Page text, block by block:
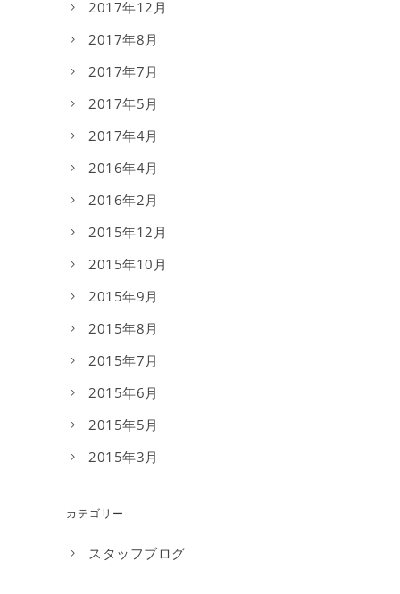
2017年12月
2017年8月
2017年7月
2017年5月
2017年4月
2016年4月
2016年2月
2015年12月
2015年10月
2015年9月
2015年8月
2015年7月
2015年6月
2015年5月
2015年3月
カテゴリー
スタッフブログ